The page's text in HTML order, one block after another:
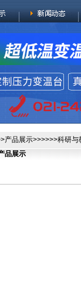
产品展示>>>>>>科研与
品展示